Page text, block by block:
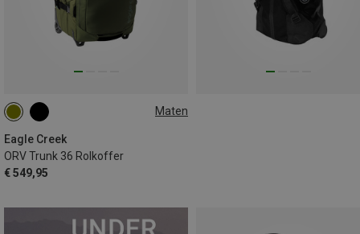
Maten
Eagle Creek
ORV Trunk 36 Rolkoffer
€ 549,95
140L